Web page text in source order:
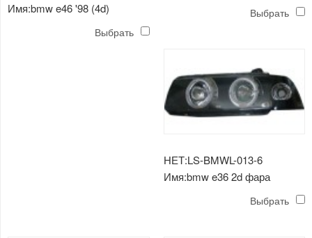
Имя:bmw e46 '98 (4d)
Выбрать
Выбрать
НЕТ:LS-BMWL-013-6
Имя:bmw e36 2d фара
(кристальная оправа черного
Выбрать